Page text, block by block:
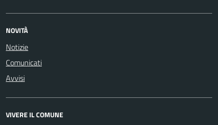
NOVITÀ
Notizie
Comunicati
Avvisi
VIVERE IL COMUNE